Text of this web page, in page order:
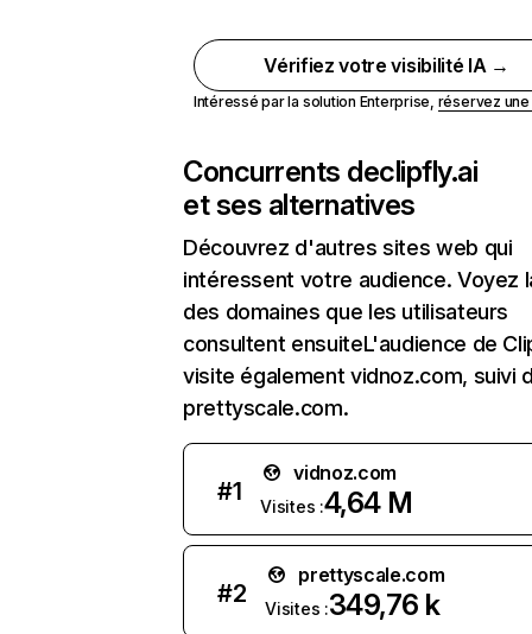
Vérifiez votre visibilité IA →
Intéressé par la solution Enterprise, réservez
Concurrents declipfly.ai
et ses alternatives
Découvrez d'autres sites web qui
intéressent votre audience. Voyez
des domaines que les utilisateurs
consultent ensuiteL'audience de
visite également vidnoz.com, suivi
prettyscale.com.
#1
vidnoz.com
Visites :4,64 M
#2
prettyscale.com
Visites :349,76 k